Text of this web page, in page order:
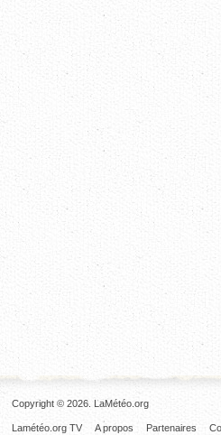
Copyright © 2026. LaMétéo.org
Partenaires
A propos
Lamétéo.org TV